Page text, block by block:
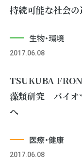
持続可能な社会
生物・環境
2017.06.08
TSUKUBA
藻類研究 バイオ
へ
医療・健康
2017.06.08